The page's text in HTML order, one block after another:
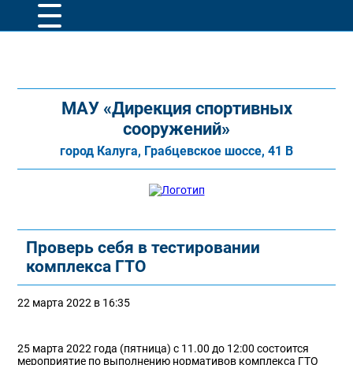
МАУ «Дирекция спортивных
сооружений»
город Калуга, Грабцевское шоссе, 41 В
Проверь себя в тестировании
комплекса ГТО
22 марта 2022 в 16:35
25 марта 2022 года (пятница) с 11.00 до 12:00 состоится
мероприятие по выполнению нормативов комплекса ГТО